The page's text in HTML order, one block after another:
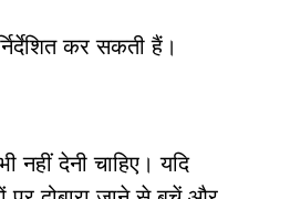
कर सकती हैं।
देनी चाहिए। यदि